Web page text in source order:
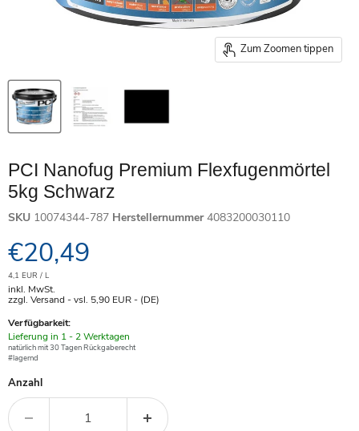
Zum Zoomen tippen
PCI Nanofug Premium Flexfugenmörtel
5kg Schwarz
SKU 10074344-787 Herstellernummer 4083200030110
Aktueller Preis
€20,49
4,1 EUR / L
inkl. MwSt.
zzgl. Versand - vsl. 5,90 EUR- (DE)
Verfügbarkeit:
Verfügbar
-
Lieferung in 1 - 2 Werktagen
natürlich mit 30 Tagen Rückgaberecht
#lagernd
Anzahl